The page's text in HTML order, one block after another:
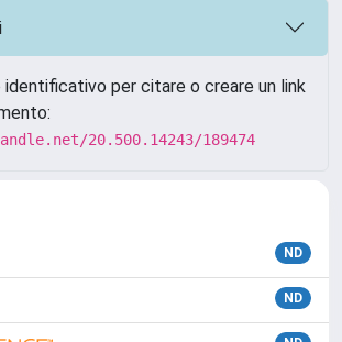
per citare o creare un link
20.500.14243/189474
ND
ND